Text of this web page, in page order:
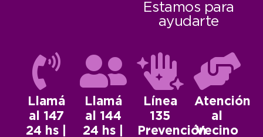
Estamos para
ayudarte
Llamá
al 147
24 hs |
Llamá
al 144
24 hs |
Línea
135
Prevención
Atención
al
Vecino